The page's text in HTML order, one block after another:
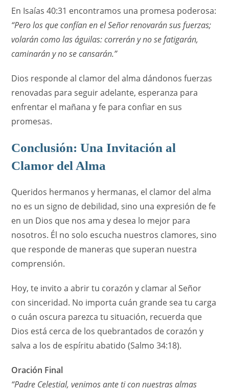
En Isaías 40:31 encontramos una promesa poderosa:
“Pero los que confían en el Señor renovarán sus fuerzas;
volarán como las águilas: correrán y no se fatigarán,
caminarán y no se cansarán.”
Dios responde al clamor del alma dándonos fuerzas
renovadas para seguir adelante, esperanza para
enfrentar el mañana y fe para confiar en sus
promesas.
Conclusión: Una Invitación al
Clamor del Alma
Queridos hermanos y hermanas, el clamor del alma
no es un signo de debilidad, sino una expresión de fe
en un Dios que nos ama y desea lo mejor para
nosotros. Él no solo escucha nuestros clamores, sino
que responde de maneras que superan nuestra
comprensión.
Hoy, te invito a abrir tu corazón y clamar al Señor
con sinceridad. No importa cuán grande sea tu carga
o cuán oscura parezca tu situación, recuerda que
Dios está cerca de los quebrantados de corazón y
salva a los de espíritu abatido (Salmo 34:18).
Oración Final
“Padre Celestial, venimos ante ti con nuestras almas